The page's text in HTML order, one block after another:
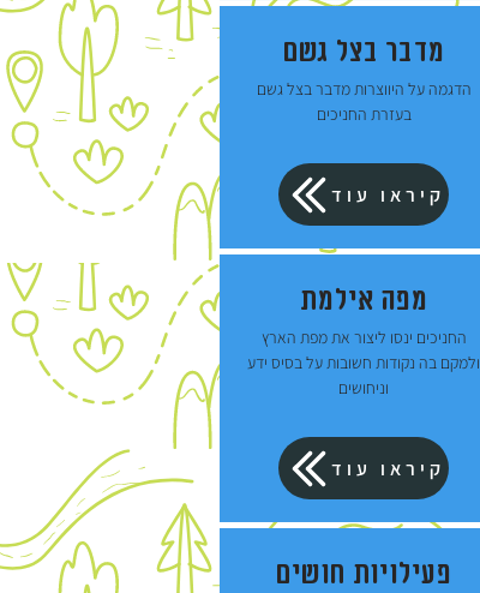
מדבר בצל גשם
הדגמה על היווצרות מדבר בצל גשם
בעזרת החניכים
קיראו עוד
מפה אילמת
החניכים ינסו ליצור את מפת הארץ
ולמקם בה נקודות חשובות על בסיס ידע
וניחושים
קיראו עוד
פעילויות חושים